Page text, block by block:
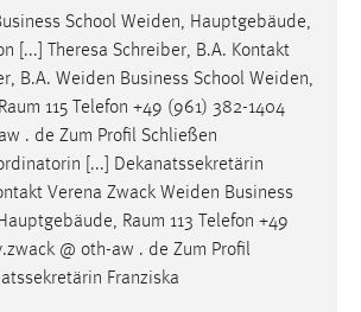
School Weiden, Hauptgebäude,
[...] Theresa Schreiber, B.A. Kontakt
B.A. Weiden Business School Weiden,
Raum 115 Telefon +49 (961) 382-1404
. de Zum Profil Schließen
[...] Dekanatssekretärin
Verena Zwack Weiden Business
Raum 113 Telefon +49
@ oth-aw . de Zum Profil
Franziska